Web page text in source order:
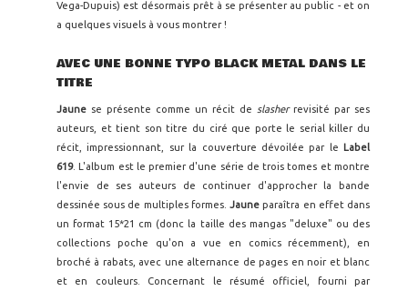
Vega-Dupuis) est désormais prêt à se présenter au public - et on
a quelques visuels à vous montrer !
AVEC UNE BONNE TYPO BLACK METAL DANS LE
TITRE
Jaune se présente comme un récit de slasher revisité par ses
auteurs, et tient son titre du ciré que porte le serial killer du
récit, impressionnant, sur la couverture dévoilée par le
Label
619. L'album est le premier d'une série de trois tomes et montre
l'envie de ses auteurs de continuer d'approcher la bande
dessinée sous de multiples formes.Jauneparaîtra en effet dans
un format 15*21 cm (donc la taille des mangas "deluxe" ou des
collections poche qu'on a vue en comics récemment), en
broché à rabats, avec une alternance de pages en noir et blanc
et en couleurs. Concernant le résumé officiel, fourni par